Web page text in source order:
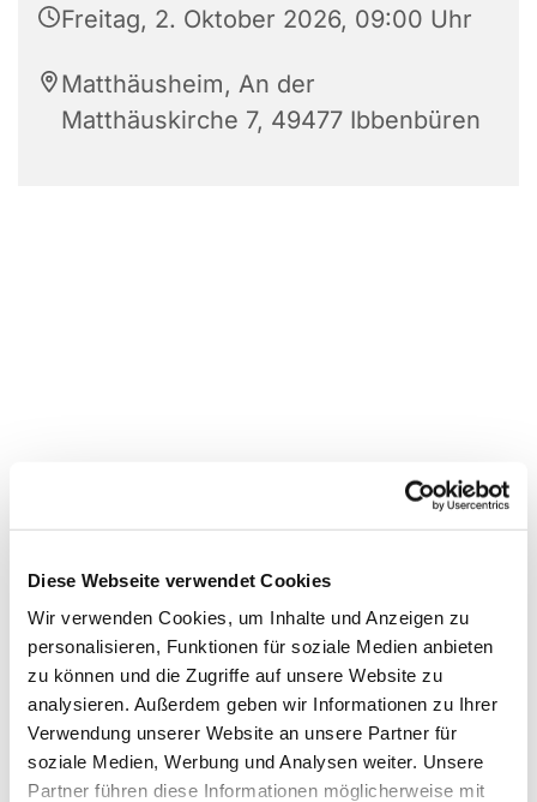
Diese Webseite verwendet Cookies
Wir verwenden Cookies, um Inhalte und Anzeigen zu
personalisieren, Funktionen für soziale Medien anbieten
zu können und die Zugriffe auf unsere Website zu
analysieren. Außerdem geben wir Informationen zu Ihrer
Verwendung unserer Website an unsere Partner für
soziale Medien, Werbung und Analysen weiter. Unsere
Partner führen diese Informationen möglicherweise mit
Freitag, 2. Oktober 2026, 09:00 Uhr
Matthäusheim, An der
Matthäuskirche 7, 49477 Ibbenbüren
Dies könnte Sie auch
interessieren